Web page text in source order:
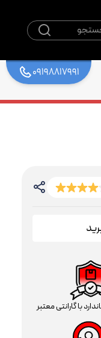
09198817991
با گارانتی معتبر